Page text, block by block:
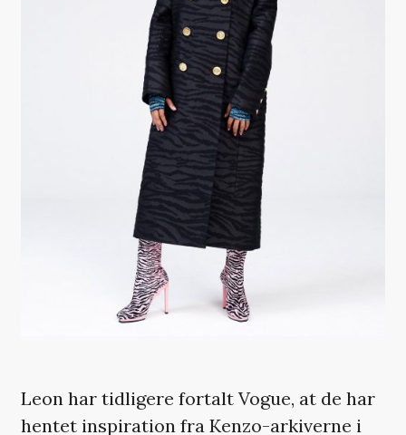
Leon har tidligere fortalt Vogue, at de har
hentet inspiration fra Kenzo-arkiverne i